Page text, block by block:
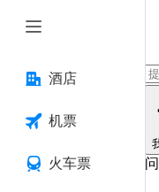
酒店
机票
火车票